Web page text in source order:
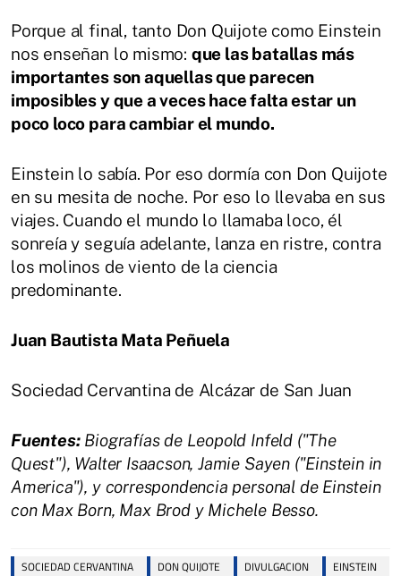
Porque al final, tanto Don Quijote como Einstein
nos enseñan lo mismo: que las batallas más
importantes son aquellas que parecen
imposibles y que a veces hace falta estar un
poco loco para cambiar el mundo.
Einstein lo sabía. Por eso dormía con Don Quijote
en su mesita de noche. Por eso lo llevaba en sus
viajes. Cuando el mundo lo llamaba loco, él
sonreía y seguía adelante, lanza en ristre, contra
los molinos de viento de la ciencia
predominante.
Juan Bautista Mata Peñuela
Sociedad Cervantina de Alcázar de San Juan
Fuentes:Biografías de Leopold Infeld ("The
Quest"), Walter Isaacson, Jamie Sayen ("Einstein in
America"), y correspondencia personal de Einstein
con Max Born, Max Brod y Michele Besso.
SOCIEDAD CERVANTINA DON QUIJOTE DIVULGACION EINSTEIN